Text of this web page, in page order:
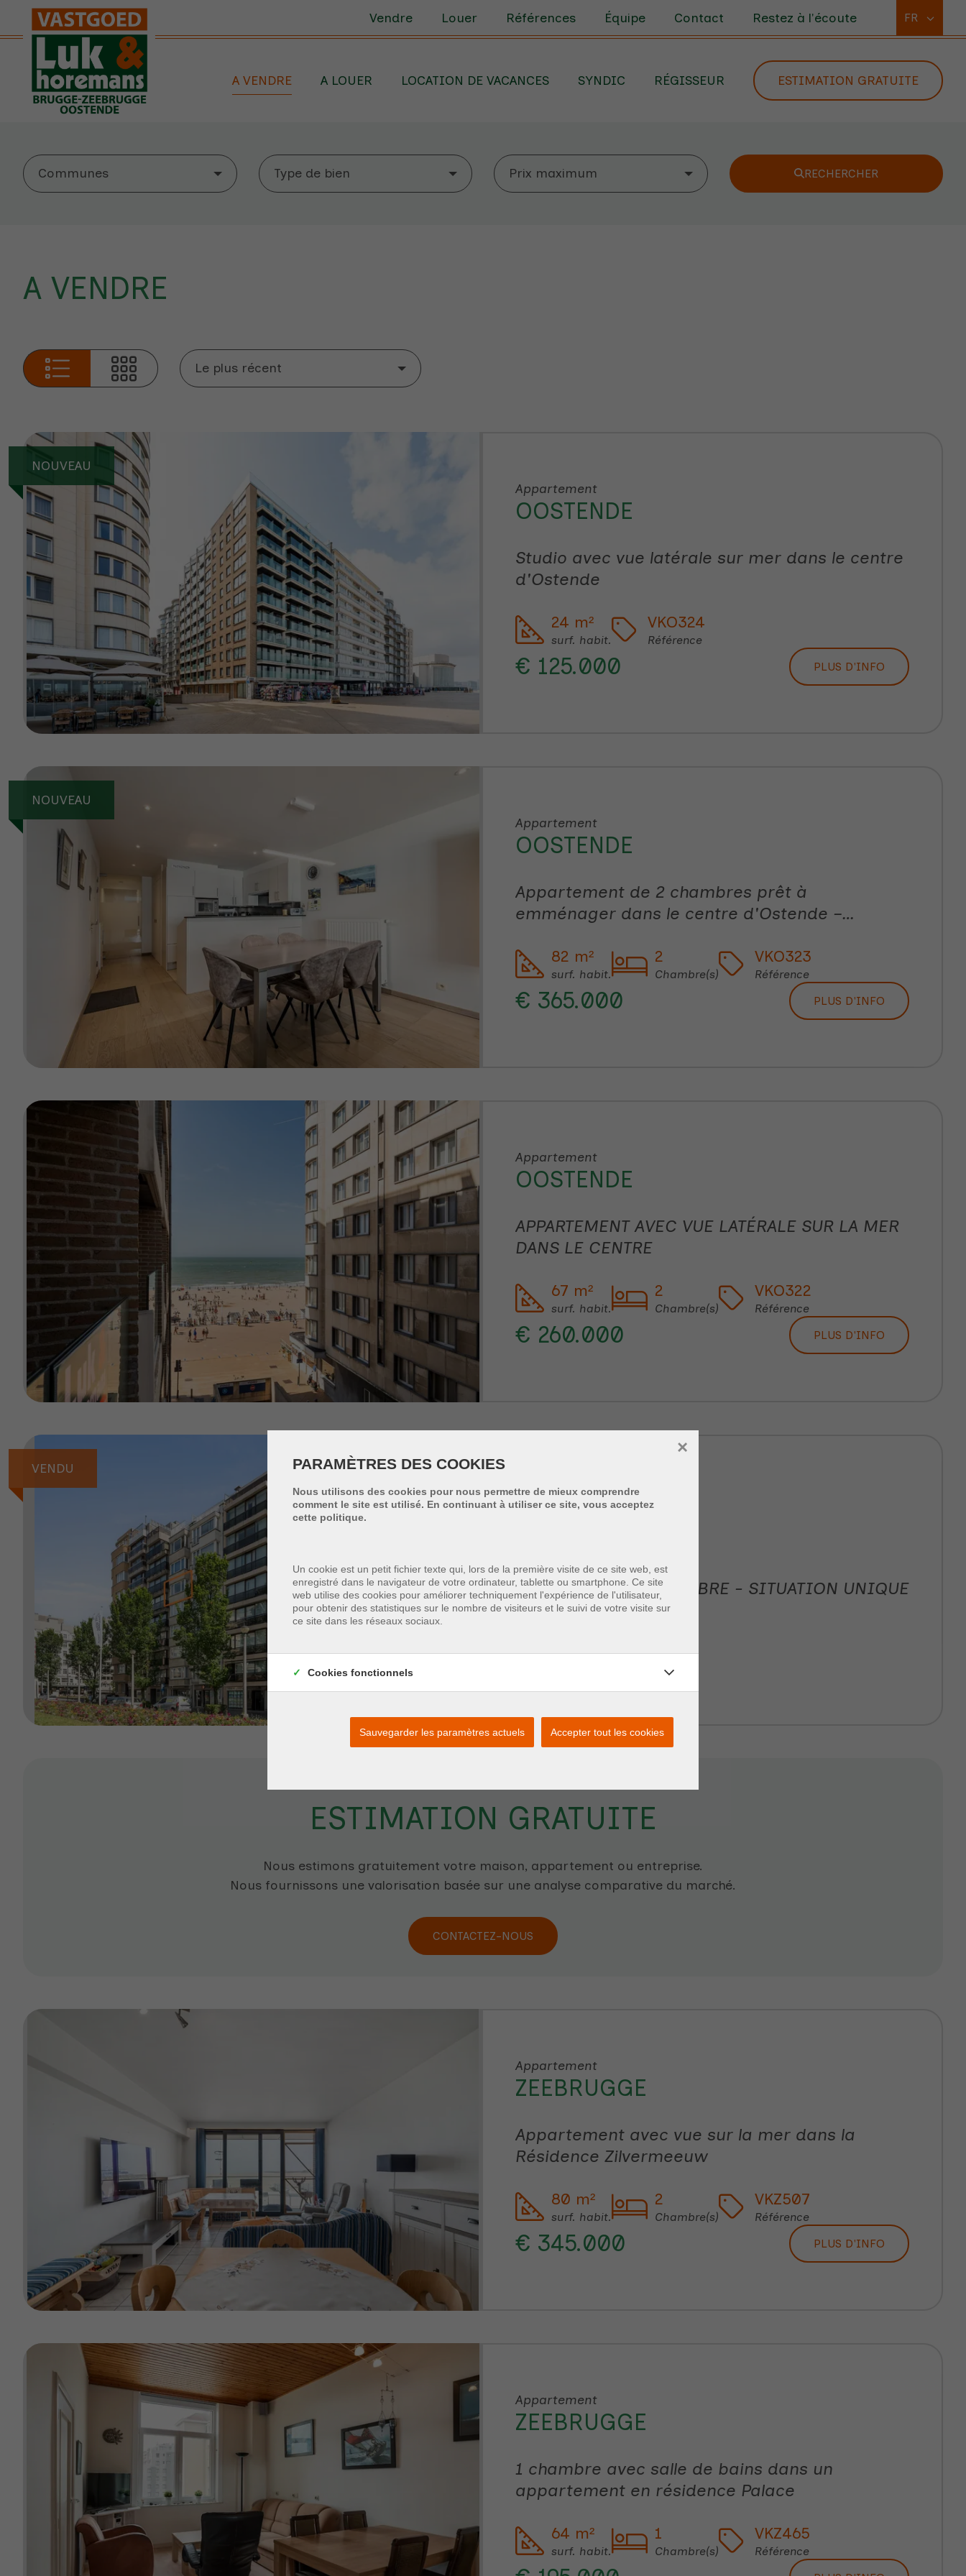
Passer le menu et aller au contenu
Vendre Louer Références Équipe Contact Restez à l'écoute FR
A VENDRE A LOUER LOCATION DE VACANCES SYNDIC RÉGISSEUR ESTIMATION GRATUITE
Communes Type de bien Prix maximum RECHERCHER
A VENDRE
Le plus récent
NOUVEAU
Appartement
OOSTENDE
Studio avec vue latérale sur mer dans le centre
d'Ostende
€ 125.000 PLUS D'INFO
surf. habit.
24 m²
Référence
VKO324
NOUVEAU
Appartement
OOSTENDE
Appartement de 2 chambres prêt à
emménager dans le centre d'Ostende –
€ 365.000 PLUS D'INFO
surf. habit.
82 m²
Chambre(s)
2
Référence
VKO323
Appartement
OOSTENDE
APPARTEMENT AVEC VUE LATÉRALE SUR LA MER
DANS LE CENTRE
€ 260.000 PLUS D'INFO
surf. habit.
67 m²
Chambre(s)
2
Référence
VKO322
VENDU
APPARTEMENT 1 CHAMBRE - SITUATION UNIQUE
ESTIMATION GRATUITE
Nous estimons gratuitement votre maison, appartement ou entreprise.
Nous fournissons une valorisation basée sur une analyse comparative du marché.
CONTACTEZ-NOUS
Appartement
ZEEBRUGGE
Appartement avec vue sur la mer dans la
Résidence Zilvermeeuw
€ 345.000 PLUS D'INFO
surf. habit.
80 m²
Chambre(s)
2
Référence
VKZ507
Appartement
ZEEBRUGGE
1 chambre avec salle de bains dans un
appartement en résidence Palace
surf. habit.
64 m²
Chambre(s)
1
Référence
VKZ465
PARAMÈTRES DES COOKIES
Nous utilisons des cookies pour nous permettre de mieux comprendre
comment le site est utilisé. En continuant à utiliser ce site, vous acceptez
cette politique.
Un cookie est un petit fichier texte qui, lors de la première visite de ce site web, est
enregistré dans le navigateur de votre ordinateur, tablette ou smartphone. Ce site
web utilise des cookies pour améliorer techniquement l'expérience de l'utilisateur,
pour obtenir des statistiques sur le nombre de visiteurs et le suivi de votre visite sur
ce site dans les réseaux sociaux.
×
Cookies fonctionnels
Sauvegarder les paramètres actuels Accepter tout les cookies